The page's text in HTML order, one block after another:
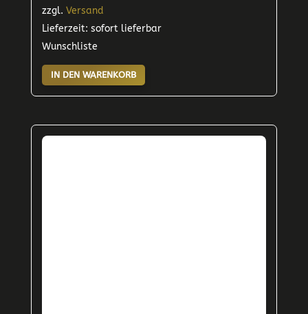
zzgl. Versand
Lieferzeit: sofort lieferbar
Wunschliste
IN DEN WARENKORB